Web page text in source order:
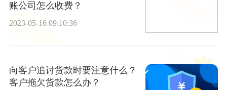
账公司怎么收费？
2023-05-16 09:10:36
向客户追讨货款时要注意什么？
客户拖欠货款怎么办？